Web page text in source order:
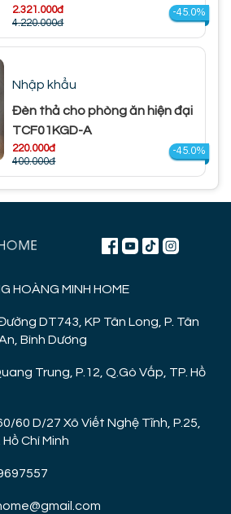
2.321.000đ
4.220.000đ
-45.0%
Nhập khẩu
Đèn thả cho phòng ăn hiện đại
TCF01KGD-A
220.000đ
400.000đ
-45.0%
HOÀNG MINH HOME
DT743, KP Tân Long, P. Tân
Bình Dương
Trung, P.12, Q.Gò Vấp, TP. Hồ
60 D/27 Xô Viết Nghệ Tĩnh, P.25,
Chí Minh